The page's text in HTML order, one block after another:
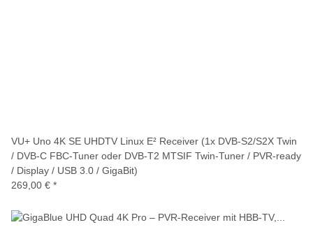
VU+ Uno 4K SE UHDTV Linux E² Receiver (1x DVB-S2/S2X Twin
/ DVB-C FBC-Tuner oder DVB-T2 MTSIF Twin-Tuner / PVR-ready
/ Display / USB 3.0 / GigaBit)
269,00 € *